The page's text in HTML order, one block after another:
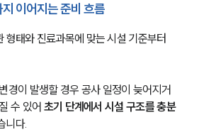
이어지는 준비 흐름
형태와 진료과목에 맞는 시설 기준부터
경이 발생할 경우 공사 일정이 늦어지거
수 있어 초기 단계에서 시설 구조를 충분
니다.